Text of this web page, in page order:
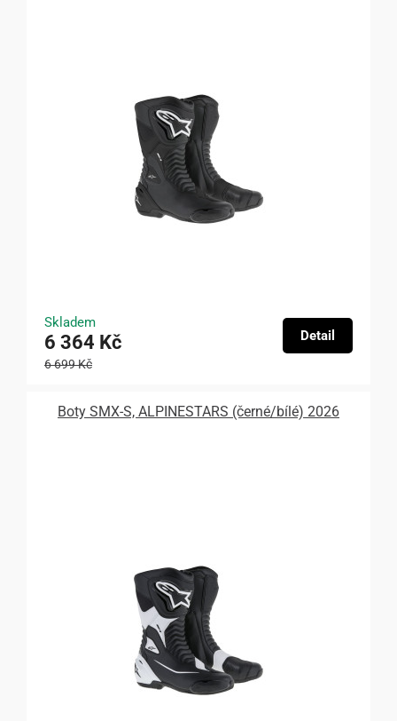
Skladem
6 364 Kč
6 699 Kč
Detail
Boty SMX-S, ALPINESTARS (černé/bílé) 2026